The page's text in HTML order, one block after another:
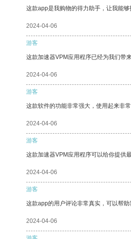
这款app是我购物的得力助手，让我能
2024-04-06
游客
这款加速器VPM应用程序已经为我们带
2024-04-06
游客
这款软件的功能非常强大，使用起来非常
2024-04-06
游客
这款加速器VPM应用程序可以给你提供
2024-04-06
游客
这款app的用户评论非常真实，可以帮助
2024-04-06